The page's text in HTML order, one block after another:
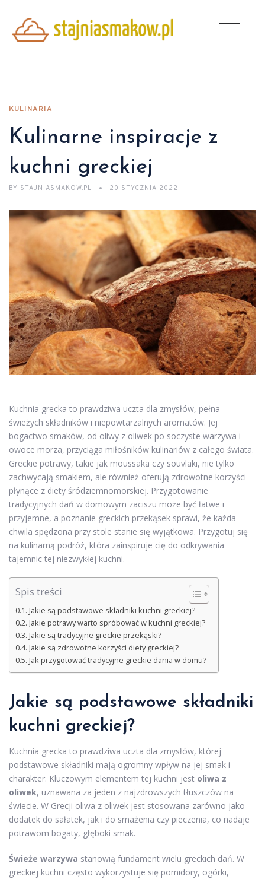
KULINARIA
Kulinarne inspiracje z
kuchni greckiej
BY STAJNIASMAKOW.PL 20 STYCZNIA 2022
Kuchnia grecka to prawdziwa uczta dla zmysłów, pełna
świeżych składników i niepowtarzalnych aromatów. Jej
bogactwo smaków, od oliwy z oliwek po soczyste warzywa i
owoce morza, przyciąga miłośników kulinariów z całego świata.
Greckie potrawy, takie jak moussaka czy souvlaki, nie tylko
zachwycają smakiem, ale również oferują zdrowotne korzyści
płynące z diety śródziemnomorskiej. Przygotowanie
tradycyjnych dań w domowym zaciszu może być łatwe i
przyjemne, a poznanie greckich przekąsek sprawi, że każda
chwila spędzona przy stole stanie się wyjątkowa. Przygotuj się
na kulinarną podróż, która zainspiruje cię do odkrywania
tajemnic tej niezwykłej kuchni.
Spis treści
Jakie są podstawowe składniki kuchni greckiej?
Jakie potrawy warto spróbować w kuchni greckiej?
Jakie są tradycyjne greckie przekąski?
Jakie są zdrowotne korzyści diety greckiej?
Jak przygotować tradycyjne greckie dania w domu?
Jakie są podstawowe składniki
kuchni greckiej?
Kuchnia grecka to prawdziwa uczta dla zmysłów, której
podstawowe składniki mają ogromny wpływ na jej smak i
charakter. Kluczowym elementem tej kuchni jest oliwa z
oliwek, uznawana za jeden z najzdrowszych tłuszczów na
świecie. W Grecji oliwa z oliwek jest stosowana zarówno jako
dodatek do sałatek, jak i do smażenia czy pieczenia, co nadaje
potrawom bogaty, głęboki smak.
Świeże warzywa stanowią fundament wielu greckich dań. W
greckiej kuchni często wykorzystuje się pomidory, ogórki,